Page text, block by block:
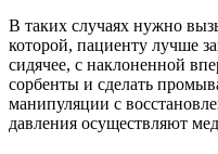
В таких случаях нужно
которой, пациенту лучше
сидячее, с наклоненной
сорбенты и сделать
манипуляции с
давления осуществляют